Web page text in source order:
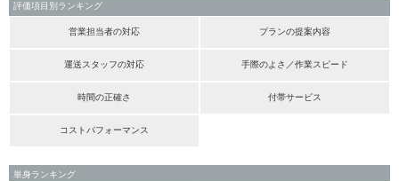
評価項目別ランキング
営業担当者の対応 プランの提案内容
運送スタッフの対応 手際のよさ／作業スピード
時間の正確さ 付帯サービス
コストパフォーマンス
単身ランキング